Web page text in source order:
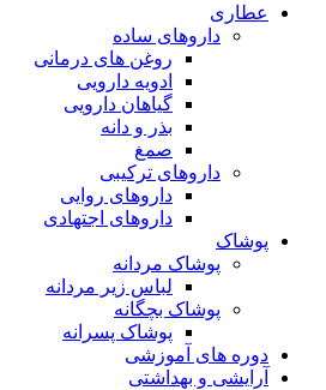
عطاری
داروهای ساده
روغن های درمانی
ادویه دارویی
گیاهان دارویی
بذر و دانه
صمغ
داروهای ترکیبی
داروهای روایی
داروهای اجتهادی
پوشاک
پوشاک مردانه
لباس زیر مردانه
پوشاک بچگانه
پوشاک پسرانه
دوره های آموزشی
آرایشی و بهداشتی